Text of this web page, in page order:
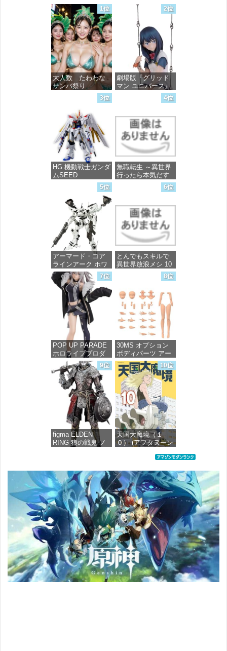
1位
大人数 たわわな
サンバ祭り
価格：¥99
2位
劇場版『グリッド
マン ユニバース』
宝多六花 wall figure
1/7スケール プラス
完成品フィギュア
価格：¥13,756
3位
HG 機動戦士ガンダ
ムSEED
FREEDOM マイテ
ィーストライクフ
リーダムガンダム
1/144スケール 色分
け済みプラモデル
価格：¥4,800
4位
無職転生 ～異世界
行ったら本気だす
～ 20 (MFコミック
ス フラッパーシ
価格：¥748
5位
アーマード・コア
ラインアーク ホワ
イト・グリント 全
高約160mm 1/72ス
ケール プラモデル
価格：¥7,367
6位
とんでもスキルで
異世界放浪メシ 10
(ガルドコミックス)
価格：¥726
7位
POP UP PARADE
ホロライブプロダ
クション 獅白ぼた
ん ノンスケール プ
ラスチック製 塗装
済み完成品フィギ
価格：¥4,676
8位
30MS オプション
ボディパーツ アー
ムパーツ&レッグパ
ーツ [カラーC] 色
分け済みプラモデ
ル
価格：¥1,949
9位
figma ELDEN
RING 狼の戦鬼 ノ
価格：¥13,115
10位
天国大魔境（１
０） (アフタヌーン